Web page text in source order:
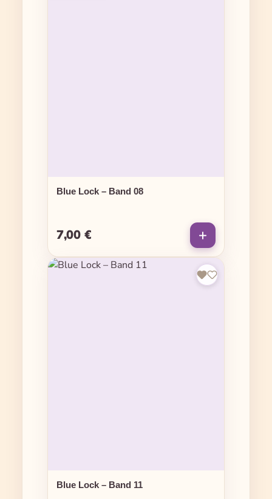
Blue Lock – Band 08
Regulärer Preis:
7,00 €
Blue Lock – Band 11